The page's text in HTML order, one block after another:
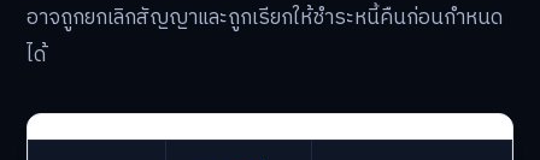
อาจถูกยกเลิกสัญญาและถูกเรียกให้ชำระหนี้คืนก่อนกำหนด
ได้